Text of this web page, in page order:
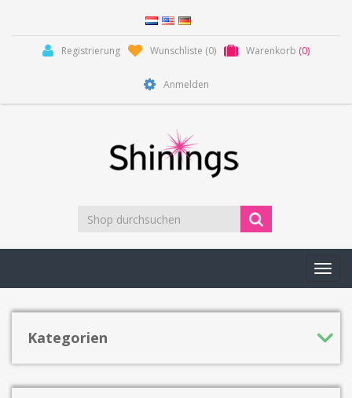
Registrierung Wunschliste (0) Warenkorb (0)
Anmelden
Kategorien